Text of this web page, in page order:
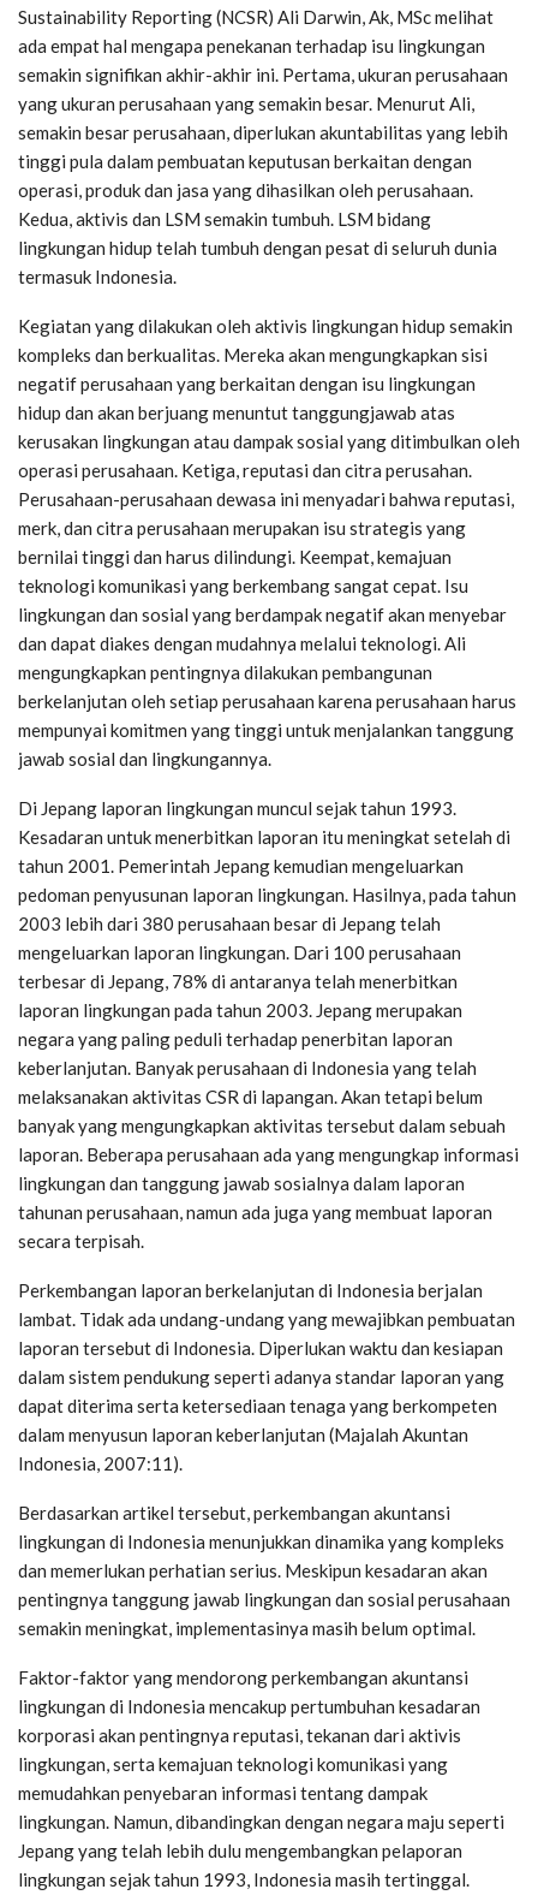
Sustainability Reporting (NCSR) Ali Darwin, Ak, MSc melihat
ada empat hal mengapa penekanan terhadap isu lingkungan
semakin signifikan akhir-akhir ini. Pertama, ukuran perusahaan
yang ukuran perusahaan yang semakin besar. Menurut Ali,
semakin besar perusahaan, diperlukan akuntabilitas yang lebih
tinggi pula dalam pembuatan keputusan berkaitan dengan
operasi, produk dan jasa yang dihasilkan oleh perusahaan.
Kedua, aktivis dan LSM semakin tumbuh. LSM bidang
lingkungan hidup telah tumbuh dengan pesat di seluruh dunia
termasuk Indonesia.
Kegiatan yang dilakukan oleh aktivis lingkungan hidup semakin
kompleks dan berkualitas. Mereka akan mengungkapkan sisi
negatif perusahaan yang berkaitan dengan isu lingkungan
hidup dan akan berjuang menuntut tanggungjawab atas
kerusakan lingkungan atau dampak sosial yang ditimbulkan oleh
operasi perusahaan. Ketiga, reputasi dan citra perusahan.
Perusahaan-perusahaan dewasa ini menyadari bahwa reputasi,
merk, dan citra perusahaan merupakan isu strategis yang
bernilai tinggi dan harus dilindungi. Keempat, kemajuan
teknologi komunikasi yang berkembang sangat cepat. Isu
lingkungan dan sosial yang berdampak negatif akan menyebar
dan dapat diakes dengan mudahnya melalui teknologi. Ali
mengungkapkan pentingnya dilakukan pembangunan
berkelanjutan oleh setiap perusahaan karena perusahaan harus
mempunyai komitmen yang tinggi untuk menjalankan tanggung
jawab sosial dan lingkungannya.
Di Jepang laporan lingkungan muncul sejak tahun 1993.
Kesadaran untuk menerbitkan laporan itu meningkat setelah di
tahun 2001. Pemerintah Jepang kemudian mengeluarkan
pedoman penyusunan laporan lingkungan. Hasilnya, pada tahun
2003 lebih dari 380 perusahaan besar di Jepang telah
mengeluarkan laporan lingkungan. Dari 100 perusahaan
terbesar di Jepang, 78% di antaranya telah menerbitkan
laporan lingkungan pada tahun 2003. Jepang merupakan
negara yang paling peduli terhadap penerbitan laporan
keberlanjutan. Banyak perusahaan di Indonesia yang telah
melaksanakan aktivitas CSR di lapangan. Akan tetapi belum
banyak yang mengungkapkan aktivitas tersebut dalam sebuah
laporan. Beberapa perusahaan ada yang mengungkap informasi
lingkungan dan tanggung jawab sosialnya dalam laporan
tahunan perusahaan, namun ada juga yang membuat laporan
secara terpisah.
Perkembangan laporan berkelanjutan di Indonesia berjalan
lambat. Tidak ada undang-undang yang mewajibkan pembuatan
laporan tersebut di Indonesia. Diperlukan waktu dan kesiapan
dalam sistem pendukung seperti adanya standar laporan yang
dapat diterima serta ketersediaan tenaga yang berkompeten
dalam menyusun laporan keberlanjutan (Majalah Akuntan
Indonesia, 2007:11).
Berdasarkan artikel tersebut, perkembangan akuntansi
lingkungan di Indonesia menunjukkan dinamika yang kompleks
dan memerlukan perhatian serius. Meskipun kesadaran akan
pentingnya tanggung jawab lingkungan dan sosial perusahaan
semakin meningkat, implementasinya masih belum optimal.
Faktor-faktor yang mendorong perkembangan akuntansi
lingkungan di Indonesia mencakup pertumbuhan kesadaran
korporasi akan pentingnya reputasi, tekanan dari aktivis
lingkungan, serta kemajuan teknologi komunikasi yang
memudahkan penyebaran informasi tentang dampak
lingkungan. Namun, dibandingkan dengan negara maju seperti
Jepang yang telah lebih dulu mengembangkan pelaporan
lingkungan sejak tahun 1993, Indonesia masih tertinggal.